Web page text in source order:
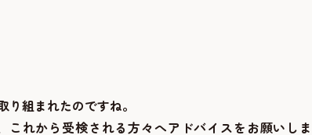
組まれたのですね。
れから受検される方々へアドバイスをお願いしま